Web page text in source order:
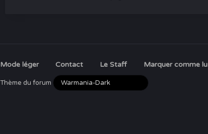
Mode léger Contact Le Staff Marquer comme lu
Thème du forum